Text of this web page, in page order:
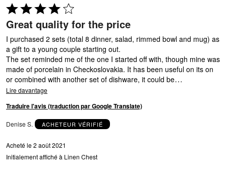
Coté
4 sur
5
Great quality for the price
I purchased 2 sets (total 8 dinner, salad, rimmed bowl and mug) as
a gift to a young couple starting out.
The set reminded me of the one I started off with, though mine was
made of porcelain in Checkoslovakia. It has been useful on its on
or combined with another set of dishware, it could be…
Lire davantage
Traduire l'avis (traduction par Google Translate)
Denise S. ACHETEUR VÉRIFIÉ
Acheté le 2 août 2021
Initialement affiché à Linen Chest